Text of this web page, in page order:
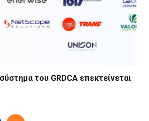
του GRDCA επεκτείνεται